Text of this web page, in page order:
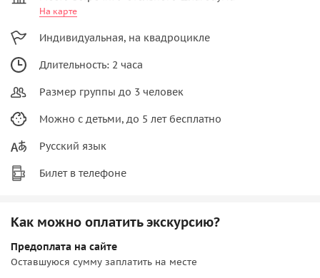
На карте
Индивидуальная, на квадроцикле
Длительность: 2 часа
Размер группы до 3 человек
Можно с детьми, до 5 лет бесплатно
Русский язык
Билет в телефоне
Как можно оплатить экскурсию?
Предоплата на сайте
Оставшуюся сумму заплатить на месте